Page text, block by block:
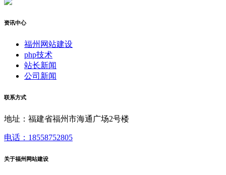
资讯中心
福州网站建设
php技术
站长新闻
公司新闻
联系方式
地址：福建省福州市海通广场2号楼
电话：18558752805
关于福州网站建设